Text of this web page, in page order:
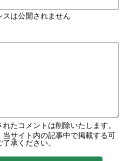
スは公開されません
たコメントは削除いたします。
サイト内の記事中で掲載する可
承ください。